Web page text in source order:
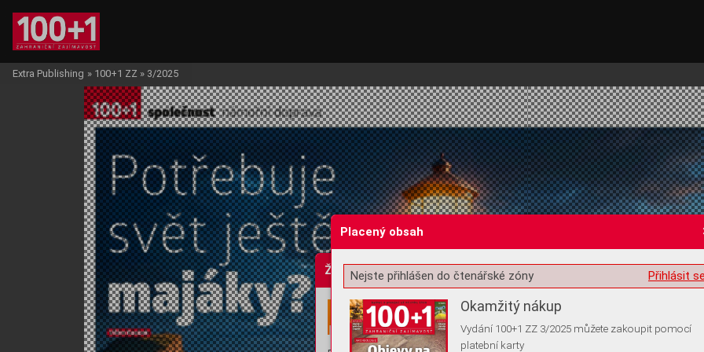
Žádost o souhlas s ukládáním volitelných informací
Extra Publishing » 100+1 ZZ » 3/2025
Placený obsah
Přihlásit
Nejste přihlášen do čtenářské zóny
Okamžitý nákup
Vydání 100+1 ZZ 3/2025 můžete zakoupit pomocí
platební karty